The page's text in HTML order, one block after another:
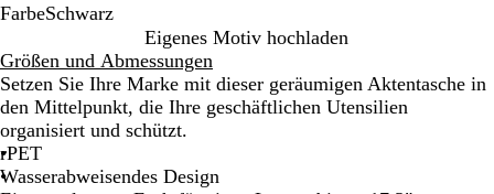
FarbeSchwarz
c
h
w
a
r
z
Eigenes Motiv hochladen
Größen und Abmessungen
Setzen Sie Ihre Marke mit dieser geräumigen Aktentasche in
den Mittelpunkt, die Ihre geschäftlichen Utensilien
organisiert und schützt.
rPET
Wasserabweisendes Design